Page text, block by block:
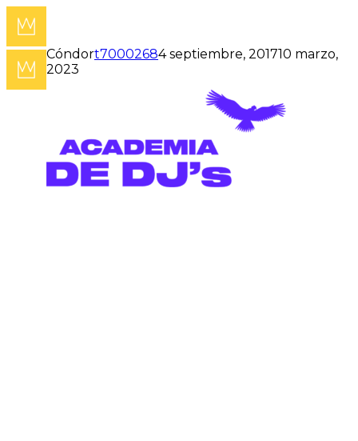
Cóndort70002684 septiembre, 201710 marzo,
2023